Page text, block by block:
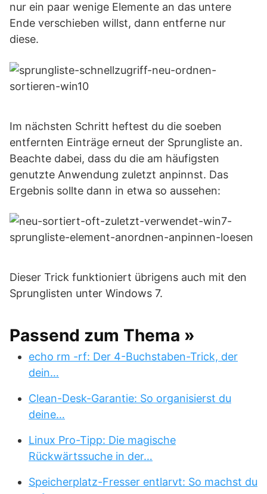
nur ein paar wenige Elemente an das untere
Ende verschieben willst, dann entferne nur
diese.
Im nächsten Schritt heftest du die soeben
entfernten Einträge erneut der Sprungliste an.
Beachte dabei, dass du die am häufigsten
genutzte Anwendung zuletzt anpinnst. Das
Ergebnis sollte dann in etwa so aussehen:
Dieser Trick funktioniert übrigens auch mit den
Sprunglisten unter Windows 7.
Passend zum Thema »
echo rm -rf: Der 4-Buchstaben-Trick, der
dein…
Clean-Desk-Garantie: So organisierst du
deine…
Linux Pro-Tipp: Die magische
Rückwärtssuche in der…
Speicherplatz-Fresser entlarvt: So machst du